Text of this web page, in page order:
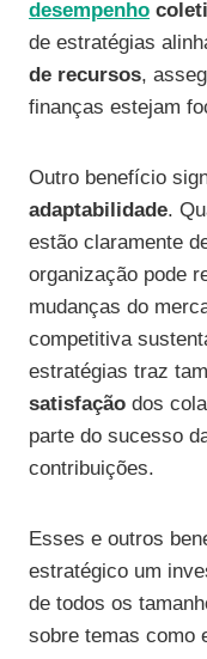
desempenho
de estratégias
de recursos,
finanças estejam
Outro benefício
adaptabilidade.
estão claramente
organização pode
mudanças do
competitiva
estratégias traz
satisfação dos
parte do sucesso
contribuições.
Esses e outros
estratégico um
de todos os
sobre temas como